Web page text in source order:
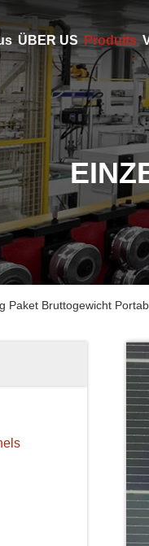
ÜBER US Produits
Paket Bruttogewicht